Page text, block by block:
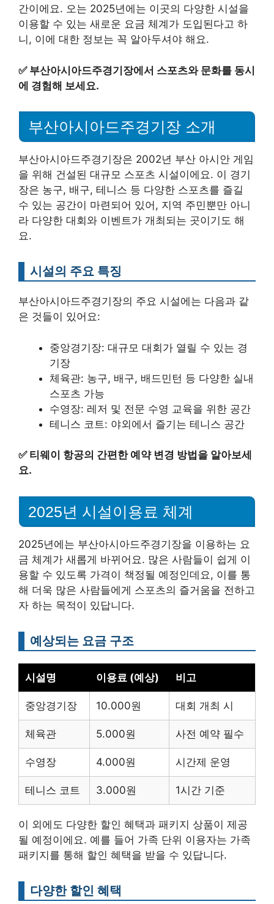
간이에요. 오는 2025년에는 이곳의 다양한 시설을
이용할 수 있는 새로운 요금 체계가 도입된다고 하
니, 이에 대한 정보는 꼭 알아두셔야 해요.
✅ 부산아시아드주경기장에서 스포츠와 문화를 동시
에 경험해 보세요.
부산아시아드주경기장 소개
부산아시아드주경기장은 2002년 부산 아시안 게임
을 위해 건설된 대규모 스포츠 시설이에요. 이 경기
장은 농구, 배구, 테니스 등 다양한 스포츠를 즐길
수 있는 공간이 마련되어 있어, 지역 주민뿐만 아니
라 다양한 대회와 이벤트가 개최되는 곳이기도 해
요.
시설의 주요 특징
부산아시아드주경기장의 주요 시설에는 다음과 같
은 것들이 있어요:
중앙경기장: 대규모 대회가 열릴 수 있는 경
기장
체육관: 농구, 배구, 배드민턴 등 다양한 실내
스포츠 가능
수영장: 레저 및 전문 수영 교육을 위한 공간
테니스 코트: 야외에서 즐기는 테니스 공간
✅ 티웨이 항공의 간편한 예약 변경 방법을 알아보세
요.
2025년 시설이용료 체계
2025년에는 부산아시아드주경기장을 이용하는 요
금 체계가 새롭게 바뀌어요. 많은 사람들이 쉽게 이
용할 수 있도록 가격이 책정될 예정인데요, 이를 통
해 더욱 많은 사람들에게 스포츠의 즐거움을 전하고
자 하는 목적이 있답니다.
예상되는 요금 구조
시설명 이용료 (예상) 비고
중앙경기장 10.000원 대회 개최 시
체육관 5.000원 사전 예약 필수
수영장 4.000원 시간제 운영
테니스 코트 3.000원 1시간 기준
이 외에도 다양한 할인 혜택과 패키지 상품이 제공
될 예정이에요. 예를 들어 가족 단위 이용자는 가족
패키지를 통해 할인 혜택을 받을 수 있답니다.
다양한 할인 혜택